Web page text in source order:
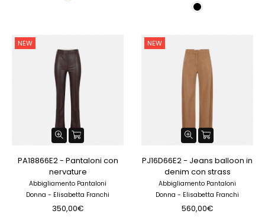
NEW
PA18866E2 - Pantaloni con
nervature
Abbigliamento Pantaloni
Donna - Elisabetta Franchi
350,00€
NEW
PJ16D66E2 - Jeans balloon in
denim con strass
Abbigliamento Pantaloni
Donna - Elisabetta Franchi
560,00€